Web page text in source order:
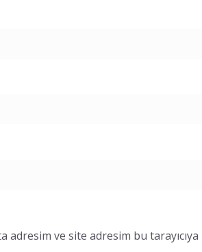
adresim ve site adresim bu tarayıcıya